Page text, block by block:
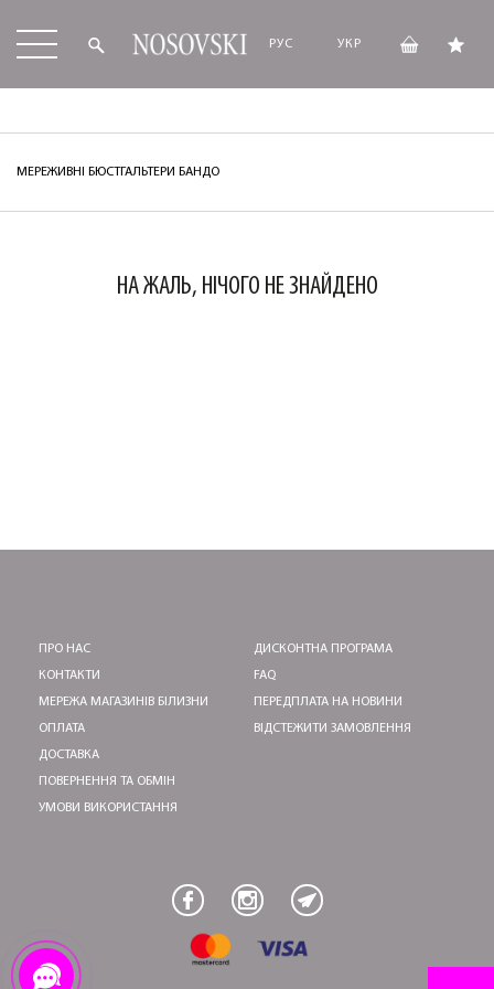
РУС УКР
МЕРЕЖИВНІ БЮСТГАЛЬТЕРИ БАНДО
НА ЖАЛЬ, НІЧОГО НЕ ЗНАЙДЕНО
ПРО НАС
КОНТАКТИ
МЕРЕЖА МАГАЗИНІВ БІЛИЗНИ
ОПЛАТА
ДОСТАВКА
ПОВЕРНЕННЯ ТА ОБМІН
УМОВИ ВИКОРИСТАННЯ
ДИСКОНТНА ПРОГРАМА
FAQ
ПЕРЕДПЛАТА НА НОВИНИ
ВІДСТЕЖИТИ ЗАМОВЛЕННЯ